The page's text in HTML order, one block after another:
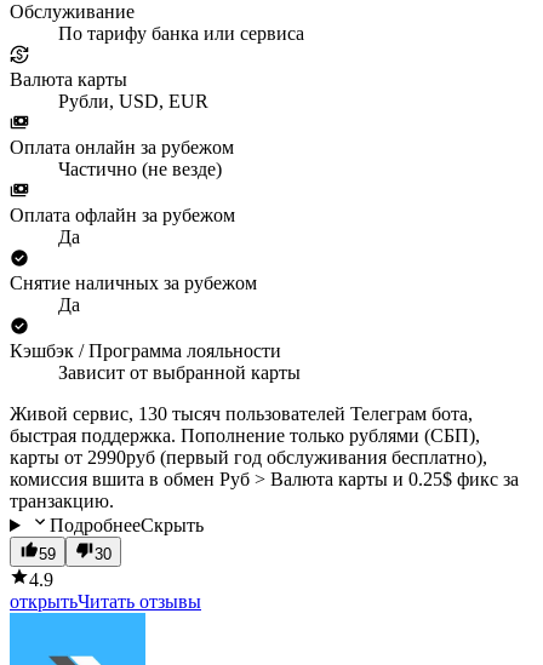
Обслуживание
По тарифу банка или сервиса
Валюта карты
Рубли, USD, EUR
Оплата онлайн за рубежом
Частично (не везде)
Оплата офлайн за рубежом
Да
Снятие наличных за рубежом
Да
Кэшбэк / Программа лояльности
Зависит от выбранной карты
Живой сервис, 130 тысяч пользователей Телеграм бота,
быстрая поддержка. Пополнение только рублями (СБП),
карты от 2990руб (первый год обслуживания бесплатно),
комиссия вшита в обмен Руб > Валюта карты и 0.25$ фикс за
транзакцию.
ПодробнееСкрыть
59 30
4.9
открытьЧитать отзывы